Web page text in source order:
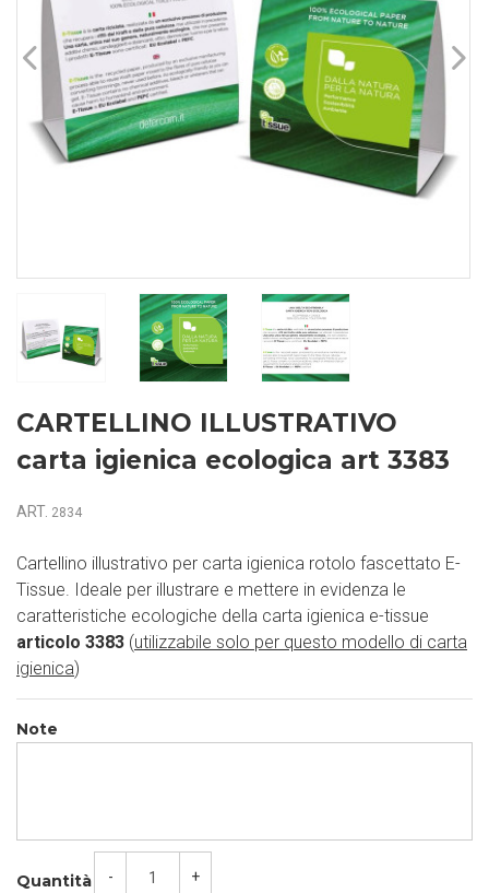
CARTELLINO ILLUSTRATIVO
carta igienica ecologica art 3383
ART. 2834
Cartellino illustrativo per carta igienica rotolo fascettato E-
Tissue. Ideale per illustrare e mettere in evidenza le
caratteristiche ecologiche della carta igienica e-tissue
articolo 3383 (utilizzabile solo per questo modello di carta
igienica)
Note
Quantità - +